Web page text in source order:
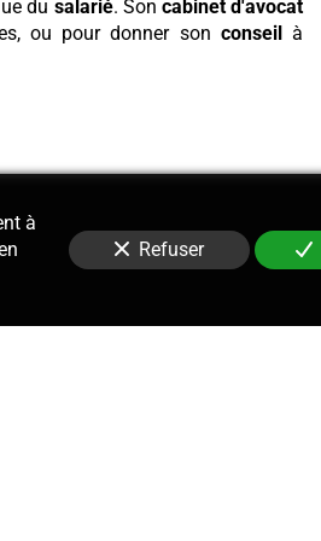
du salarié. Son cabinet d'avocat
ou pour donner son conseilà
à
Refuser